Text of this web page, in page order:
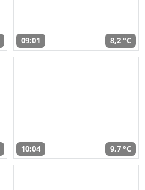
09:01 8,2 °C
10:04 9,7 °C